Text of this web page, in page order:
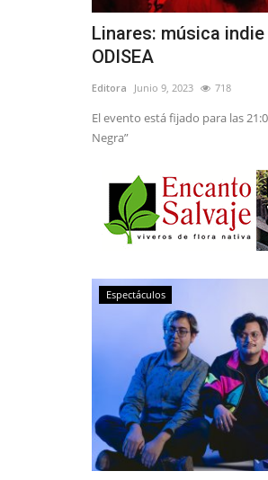
Linares: música
ODISEA
Editora Junio 9, 2023 718
El evento está fijado para las
Negra”
Espectáculos